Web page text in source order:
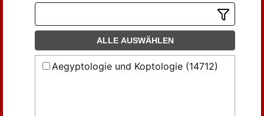
Eichler, Selke (102)
El-Khadragy , Mahmoud (52)
El-Khadragy, Mahmoud (112)
El-Masry , Yahia (34)
Engelmann, Heinz; Hallof, Jochen (45)
ALLE AUSWÄHLEN
Aegyptologie und Koptologie (14712)